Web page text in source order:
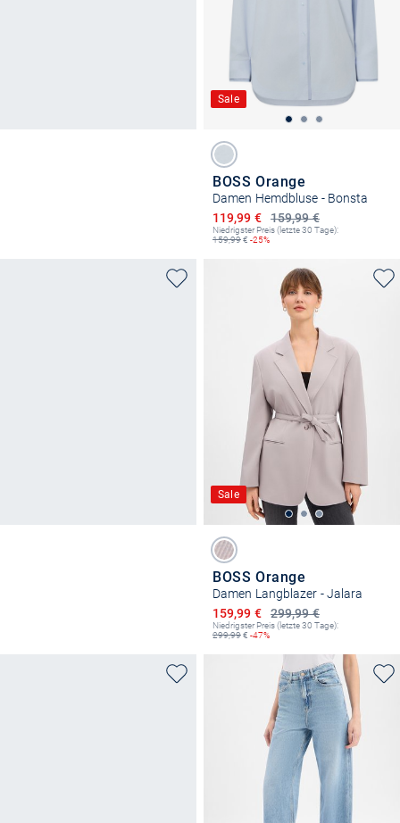
Sale
BOSS Orange
Damen Hemdbluse - Bonsta
159,99 €
Ermäßigter Preis
119,99 €
Niedrigster Preis (letzte 30 Tage):
159,99€ -25%
Sale
BOSS Orange
Damen Langblazer - Jalara
299,99 €
Ermäßigter Preis
159,99 €
Niedrigster Preis (letzte 30 Tage):
299,99€ -47%